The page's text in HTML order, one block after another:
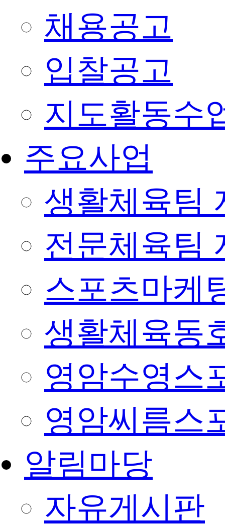
채용공고
입찰공고
지도활동수
주요사업
생활체육팀
전문체육팀
스포츠마케
생활체육동
영암수영스
영암씨름스
알림마당
자유게시판